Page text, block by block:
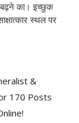
का। इच्छुक
स्थल पर
&
170 Posts